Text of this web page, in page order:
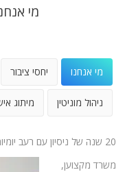
מי
מי אנחנו יחסי ציבור
ניהול מוניטין מיתוג
20 שנה של ניסיון עם רעב יומיומי לתוצאות והישגים.
משרד מקצוען,